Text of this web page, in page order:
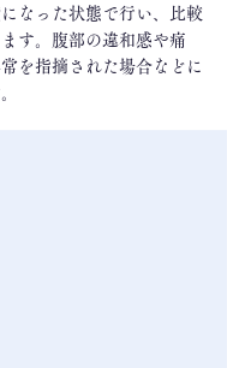
なった状態で行い、比較
す。腹部の違和感や痛
を指摘された場合などに